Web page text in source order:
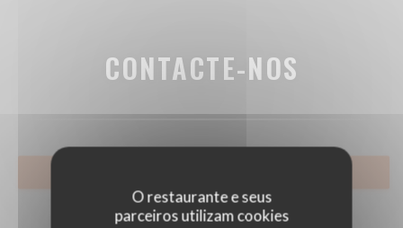
O restaurante e seus
parceiros utilizam cookies
CONTACTE-NOS